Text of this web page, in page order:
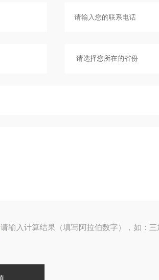
请输入计算结果（填写阿拉伯数字），如：三